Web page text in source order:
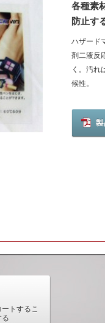
各種素
防止す
ハザード
剤二液反
く。汚れ
候性。
トするこ
る